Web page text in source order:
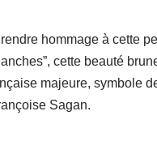
hommage à cette
cette beauté
majeure, symbole
Sagan.